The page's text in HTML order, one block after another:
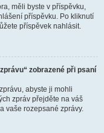
měli byste v příspěvku,
příspěvku. Po kliknutí
příspěvek nahlásit.
zobrazené při psaní
abyste ji mohli
zpráv přejděte na váš
vaše rozepsané zprávy.